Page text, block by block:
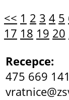
<< 1 2 3 4 5
17 18 19 20
Recepce:
475 669